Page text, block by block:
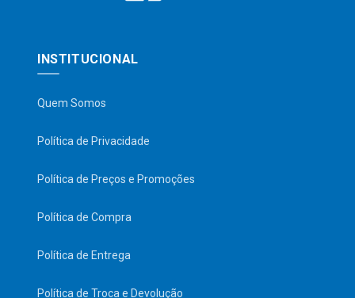
INSTITUCIONAL
Quem Somos
Política de Privacidade
Política de Preços e Promoções
Política de Compra
Política de Entrega
Política de Troca e Devolução